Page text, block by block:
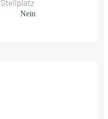
Stellplatz
Nein